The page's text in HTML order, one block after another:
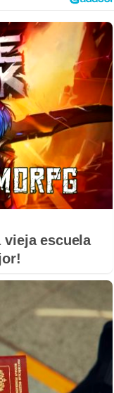
vieja escuela